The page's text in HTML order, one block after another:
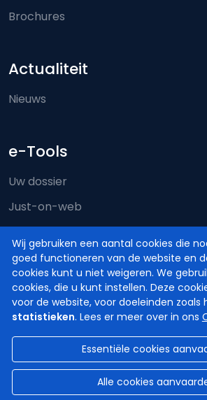
Wij gebruiken een aantal cookies die
goed functioneren van de website en
cookies kunt u niet weigeren. We
cookies, die u kunt instellen. Deze
voor de website, voor doeleinden zoals
statistieken. Lees er meer over in ons
Essentiële cookies
Alle cookies
Brochures
Actualiteit
Nieuws
e-Tools
Uw dossier
Just-on-web
e-Deposit
Territoriale bevoegdheid
© Hoven en Rechtbanken van België
Privacy
Cookiebeleid